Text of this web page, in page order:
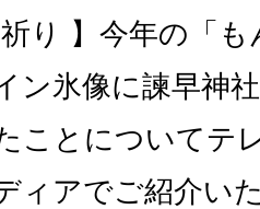
祈り 】今年の「
氷像に諫早神
ことについてテ
ィアでご紹介い